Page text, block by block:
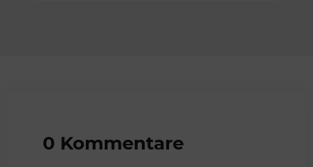
0 Kommentare